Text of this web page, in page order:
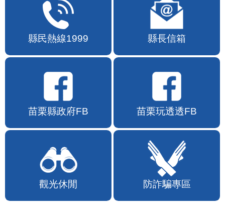
縣民熱線1999 縣長信箱
苗栗縣政府FB 苗栗玩透透FB
觀光休閒 防詐騙專區